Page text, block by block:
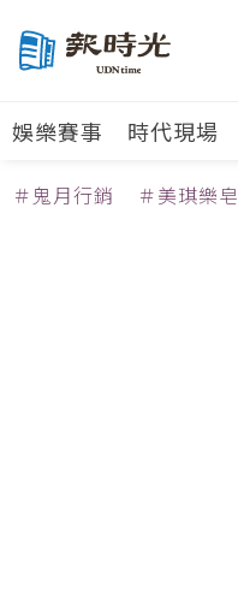
娛樂賽事 時代現場
＃鬼月行銷 ＃美琪樂皂